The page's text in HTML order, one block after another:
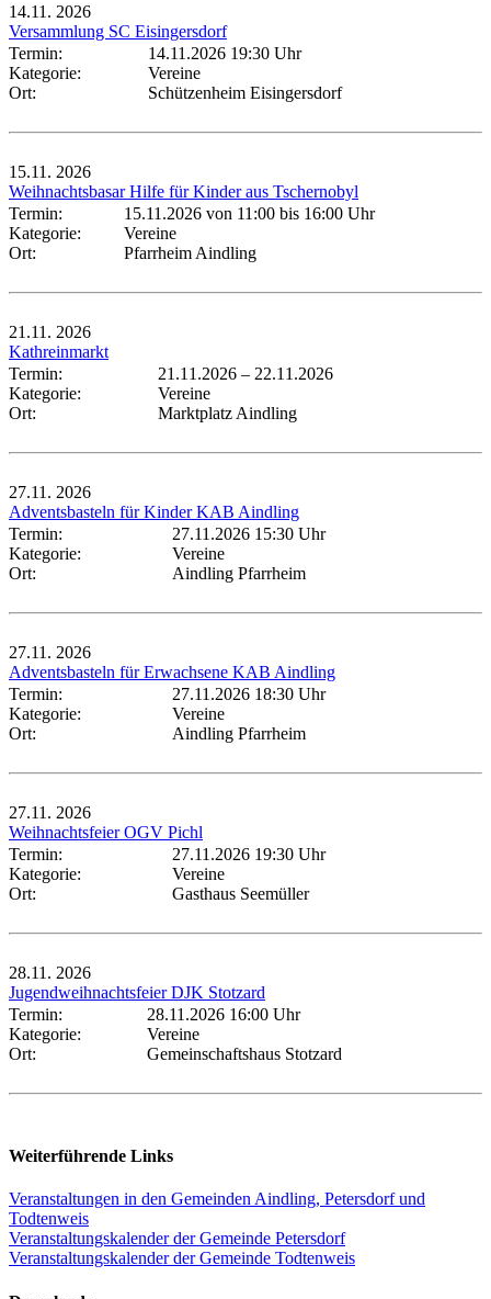
14.11. 2026
Versammlung SC Eisingersdorf
Termin:
14.11.2026 19:30 Uhr
Kategorie:
Vereine
Ort:
Schützenheim Eisingersdorf
15.11. 2026
Weihnachtsbasar Hilfe für Kinder aus Tschernobyl
Termin:
15.11.2026 von 11:00 bis 16:00 Uhr
Kategorie:
Vereine
Ort:
Pfarrheim Aindling
21.11. 2026
Kathreinmarkt
Termin:
21.11.2026 – 22.11.2026
Kategorie:
Vereine
Ort:
Marktplatz Aindling
27.11. 2026
Adventsbasteln für Kinder KAB Aindling
Termin:
27.11.2026 15:30 Uhr
Kategorie:
Vereine
Ort:
Aindling Pfarrheim
27.11. 2026
Adventsbasteln für Erwachsene KAB Aindling
Termin:
27.11.2026 18:30 Uhr
Kategorie:
Vereine
Ort:
Aindling Pfarrheim
27.11. 2026
Weihnachtsfeier OGV Pichl
Termin:
27.11.2026 19:30 Uhr
Kategorie:
Vereine
Ort:
Gasthaus Seemüller
28.11. 2026
Jugendweihnachtsfeier DJK Stotzard
Termin:
28.11.2026 16:00 Uhr
Kategorie:
Vereine
Ort:
Gemeinschaftshaus Stotzard
Weiterführende Links
Veranstaltungen in den Gemeinden Aindling, Petersdorf und
Todtenweis
Veranstaltungskalender der Gemeinde Petersdorf
Veranstaltungskalender der Gemeinde Todtenweis